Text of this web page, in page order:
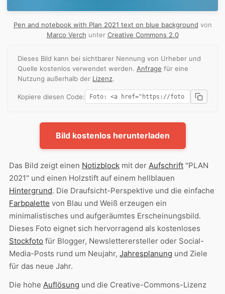
Pen and notebook with Plan 2021 text on blue background von
Marco Verch unter Creative Commons 2.0
Dieses Bild kann bei sichtbarer Nennung von Urheber und
Quelle kostenlos verwendet werden. Anfrage für eine
Nutzung außerhalb der Lizenz.
Kopiere diesen Code:
Bild kostenlos herunterladen
Das Bild zeigt einen Notizblock mit der Aufschrift "PLAN
2021" und einen Holzstift auf einem hellblauen
Hintergrund. Die Draufsicht-Perspektive und die einfache
Farbpalette von Blau und Weiß erzeugen ein
minimalistisches und aufgeräumtes Erscheinungsbild.
Dieses Foto eignet sich hervorragend als kostenloses
Stockfoto für Blogger, Newsletterersteller oder Social-
Media-Posts rund um Neujahr, Jahresplanung und Ziele
für das neue Jahr.
Die hohe Auflösung und die Creative-Commons-Lizenz